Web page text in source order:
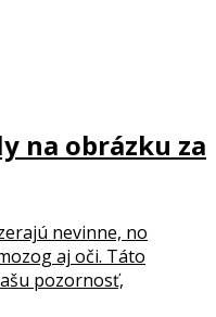
na obrázku za
nevinne, no
aj oči. Táto
pozornosť,